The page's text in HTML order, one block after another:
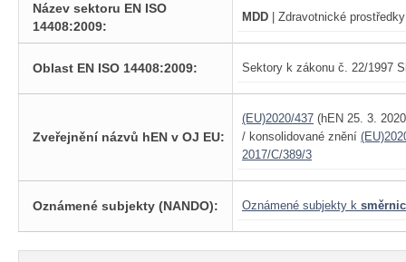
Název sektoru EN ISO
14408:2009:
MDD | Zdravotnické
Oblast EN ISO 14408:2009: Sektory k zákonu č. 22/1997
Zveřejnění názvů hEN v OJ EU:
(EU)2020/437 (hEN 25. 3.
/ konsolidované znění
2017/C/389/3
Oznámené subjekty (NANDO): Oznámené subjekty k